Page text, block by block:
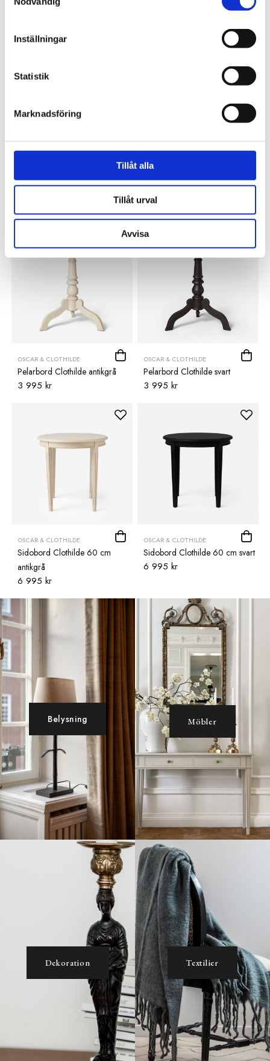
Inställningar
Statistik
Marknadsföring
Tillåt alla
Tillåt urval
Avvisa
Avlastningsbord 155 cm antikgrå Avlastningsbord 155 cm svart
OSCAR & CLOTHILDE
Baljfåtölj Clothilde svart
OSCAR & CLOTHILDE
Byrå Clothilde 3 lådor antikgrå
12 995 kr
OSCAR & CLOTHILDE
Pelarbord Clothilde antikgrå
3 995 kr
OSCAR & CLOTHILDE
Pelarbord Clothilde svart
3 995 kr
OSCAR & CLOTHILDE
Sidobord Clothilde 60 cm
antikgrå
6 995 kr
OSCAR & CLOTHILDE
Sidobord Clothilde 60 cm svart
6 995 kr
Belysning Möbler
Dekoration Textilier